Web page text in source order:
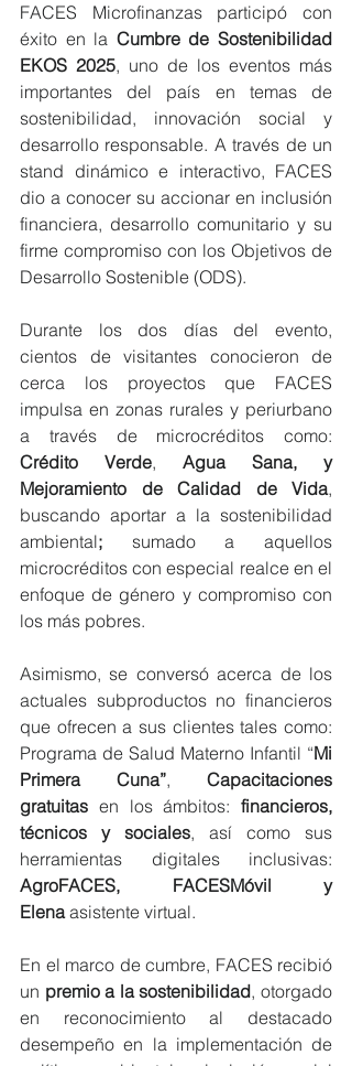
FACES Microfinanzas participó con
éxito en la Cumbre de Sostenibilidad
EKOS 2025, uno de los eventos más
importantes del país en temas de
sostenibilidad, innovación social y
desarrollo responsable. A través de un
stand dinámico e interactivo, FACES
dio a conocer su accionar en inclusión
financiera, desarrollo comunitario y su
firme compromiso con los Objetivos de
Desarrollo Sostenible (ODS).
Durante los dos días del evento,
cientos de visitantes conocieron de
cerca los proyectos que FACES
impulsa en zonas rurales y periurbano
Crédito Verde, Agua Sana, y
Mejoramiento de Calidad de Vida,
buscando aportar a la sostenibilidad
ambiental; sumado a aquellos
microcréditos con especial realce en el
enfoque de género y compromiso con
los más pobres.
Asimismo, se conversó acerca de los
actuales subproductos no financieros
que ofrecen a sus clientes tales como:
Programa de Salud Materno Infantil “Mi
Primera Cuna”, Capacitaciones
gratuitas en los ámbitos: financieros,
técnicos y sociales, así como sus
AgroFACES, FACESMóvil y
Elena asistente virtual.
En el marco de cumbre, FACES recibió
un premio a la sostenibilidad, otorgado
en reconocimiento al destacado
desempeño en la implementación de